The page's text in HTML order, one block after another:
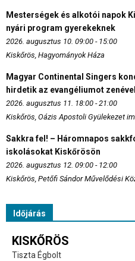
Mesterségek és alkotói napok
nyári program gyerekeknek
2026. augusztus 10. 09:00 - 15:00
Kiskőrös, Hagyományok Háza
Magyar Continental Singers
hirdetik az evangéliumot zenével
2026. augusztus 11. 18:00 - 21:00
Kiskőrös, Oázis Apostoli Gyülekezet
Sakkra fel! – Háromnapos
iskolásokat Kiskőrösön
2026. augusztus 12. 09:00 - 12:00
Kiskőrös, Petőfi Sándor Művelődési
Időjárás
KISKŐRÖS
Tiszta Égbolt